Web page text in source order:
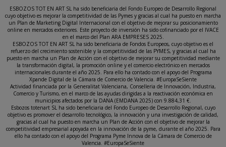
ESBOZOS TOT EN ART SL ha sido beneficiaria del Fondo Europeo de Desarrollo Regional
cuyo objetivo es mejorar la competitividad de las Pymes y gracias al cual ha puesto en marcha
un Plan de Marketing Digital Internacional con el objetivo de mejorar su posicionamiento
online en mercados exteriores. Este proyecto de inversión ha sido cofinanciado por el IVACE
en el marco del Plan ARA EMPRESES 2025.
ESBOZOS TOT EN ART SL ha sido beneficiaria de Fondos Europeos, cuyo objetivo es el
refuerzo del crecimiento sostenible y la competitividad de las PYMES, y gracias al cual ha
puesto en marcha un Plan de Acción con el objetivo de mejorar su competitividad mediante
la transformación digital, la promoción online y el comercio electrónico en mercados
internacionales durante el año 2025. Para ello ha contado con el apoyo del Programa
Xpande Digital de la Cámara de Comercio de Valencia. #EuropaSeSiente
Actividad financiada por la Generalitat Valenciana, Conselleria de Innovación, Industria,
Comercio y Turismo, en el marco de las ayudas dirigidas a la reactivación económica en
municipios afectados por la DANA (EMDANA 2025) con 9.884,31 €.
Esbozos totenart SL ha sido beneficiaria del Fondo Europeo de Desarrollo Regional, cuyo
objetivo es promover el desarrollo tecnológico, la innovación y una investigación de calidad,
gracias al cual ha puesto en marcha un Plan de Acción con el objetivo de mejorar la
competitividad empresarial apoyada en la innovación de la pyme, durante el año 2025. Para
ello ha contado con el apoyo del Programa Pyme Innova de la Cámara de Comercio de
Valencia. #EuropaSeSiente